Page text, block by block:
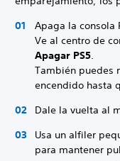
Apaga la consola
Ve al centro de
Apagar PS5.
También puedes
encendido hasta
Dale la vuelta al
Usa un alfiler
para mantener